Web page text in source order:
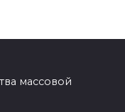
массовой